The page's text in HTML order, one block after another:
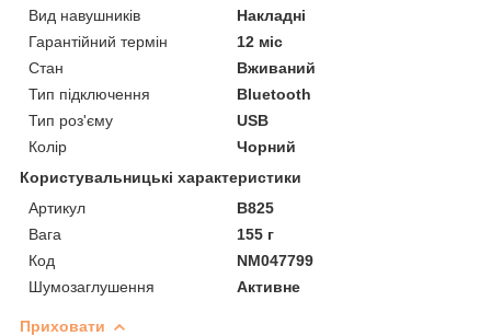
Вид навушників
Накладні
Гарантійний термін
12 міс
Стан
Вживаний
Тип підключення
Bluetooth
Тип роз'єму
USB
Колір
Чорний
Користувальницькі характеристики
Артикул
B825
Вага
155 г
Код
NM047799
Шумозаглушення
Активне
Приховати